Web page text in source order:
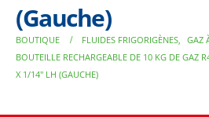
(Gauche)
BOUTIQUE FLUIDES FRIGORIGÈNES, GAZ
BOUTEILLE RECHARGEABLE DE 10 KG DE GAZ
X 1/14″ LH (GAUCHE)